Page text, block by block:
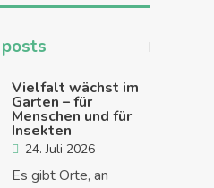
Vielfalt wächst im
Garten – für
Menschen und für
Insekten
24. Juli 2026
Es gibt Orte, an